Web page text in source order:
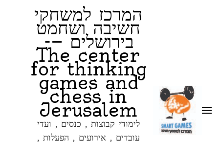
Jerusalem
לימודי קבוצות , כנסים , ועדי עובדים ,
אירועים , הפעלות , ושעורים פרטים –
Group studies, conferences,
employee committees, events,
sessions, and individual lessons
המרכז למשחקי
חשיבה ושחמט
בירושלים —-
The center
for thinking
games and
chess in
Jerusalem
לימודי קבוצות , כנסים , ועדי
עובדים , אירועים , הפעלות ,